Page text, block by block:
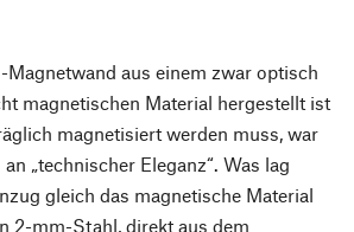
Magnetwand aus einem zwar optisch
magnetischen Material hergestellt ist
magnetisiert werden muss, war
„technischer Eleganz“. Was lag
gleich das magnetische Material
2-mm-Stahl, direkt aus dem